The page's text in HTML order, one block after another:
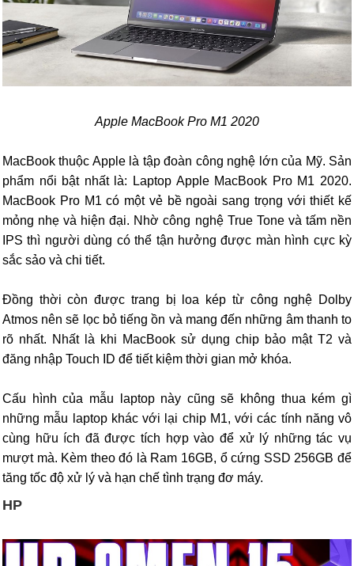
Apple MacBook Pro M1 2020
MacBook thuộc Apple là tập đoàn công nghệ lớn của Mỹ. Sản
phẩm nổi bật nhất là: Laptop Apple MacBook Pro M1 2020.
MacBook Pro M1 có một vẻ bề ngoài sang trọng với thiết kế
mỏng nhẹ và hiện đại. Nhờ công nghệ True Tone và tấm nền
IPS thì người dùng có thể tận hưởng được màn hình cực kỳ
sắc sảo và chi tiết.
Đồng thời còn được trang bị loa kép từ công nghệ Dolby
Atmos nên sẽ lọc bỏ tiếng ồn và mang đến những âm thanh to
rõ nhất. Nhất là khi MacBook sử dụng chip bảo mật T2 và
đăng nhập Touch ID để tiết kiệm thời gian mở khóa.
Cấu hình của mẫu laptop này cũng sẽ không thua kém gì
những mẫu laptop khác với lại chip M1, với các tính năng vô
cùng hữu ích đã được tích hợp vào để xử lý những tác vụ
mượt mà. Kèm theo đó là Ram 16GB, ổ cứng SSD 256GB để
tăng tốc độ xử lý và hạn chế tình trạng đơ máy.
HP